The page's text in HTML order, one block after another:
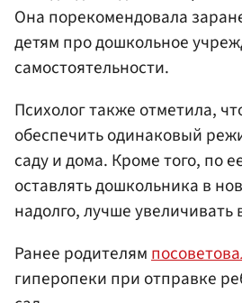
Она порекомендовала
детям про дошкольное
самостоятельности.
Психолог также отметила,
обеспечить одинаковый
саду и дома. Кроме того, по
оставлять дошкольника в
надолго, лучше
Ранее родителям
гиперопеки при отправке